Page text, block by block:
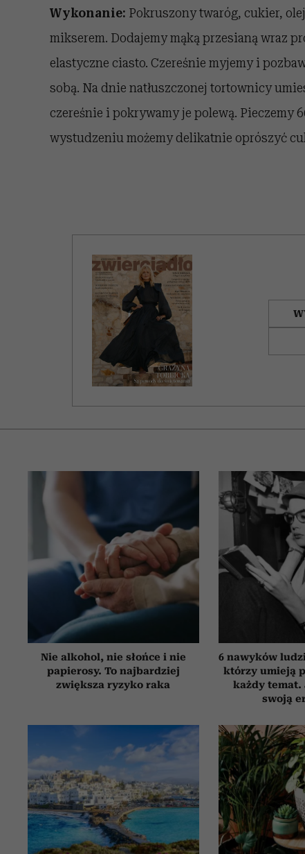
Wykonanie: Pokruszony twaróg, cukier,
mikserem. Dodajemy mąką przesianą wraz
elastyczne ciasto. Czereśnie myjemy i
sobą. Na dnie natłuszczonej tortownicy
czereśnie i pokrywamy je polewą. Pieczemy
wystudzeniu możemy delikatnie oprószyć
Nie alkohol, nie słońce i nie
papierosy. To najbardziej
zwiększa ryzyko raka
6 nawyków
którzy umieją
każdy temat.
swoją